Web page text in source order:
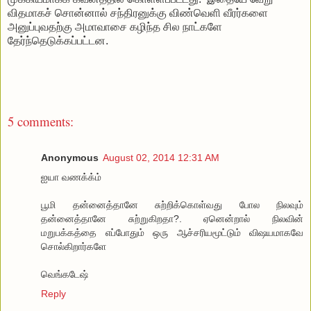
விதமாகச் சொன்னால் சந்திரனுக்கு விண்வெளி வீரர்களை
அனுப்புவதற்கு அமாவாசை கழிந்த சில நாட்களே
தேர்ந்தெடுக்கப்பட்டன.
5 comments:
Anonymous August 02, 2014 12:31 AM
ஐயா வணக்க்ம்
பூமி தன்னைத்தானே சுற்றிக்கொள்வது போல நிலவும்
தன்னைத்தானே சுற்றுகிறதா?. ஏனென்றால் நிலவின்
மறுபக்கத்தை எப்போதும் ஒரு ஆச்சரியமூட்டும் விஷயமாகவே
சொல்கிறார்களே
வெங்கடேஷ்
Reply